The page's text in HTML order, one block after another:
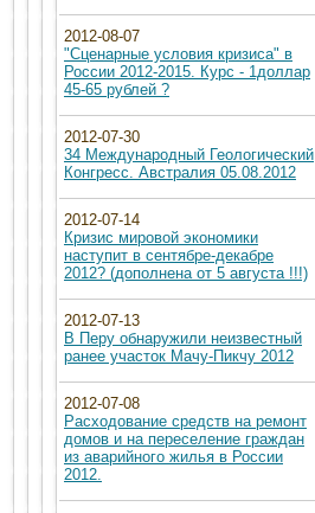
2012-08-07
"Сценарные условия кризиса" в
России 2012-2015. Курс - 1доллар
45-65 рублей ?
2012-07-30
34 Международный Геологический
Конгресс. Австралия 05.08.2012
2012-07-14
Кризис мировой экономики
наступит в сентябре-декабре
2012? (дополнена от 5 августа !!!)
2012-07-13
В Перу обнаружили неизвестный
ранее участок Мачу-Пикчу 2012
2012-07-08
Расходование средств на ремонт
домов и на переселение граждан
из аварийного жилья в России
2012.